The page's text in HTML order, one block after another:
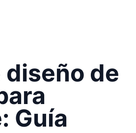
diseño de
Guía